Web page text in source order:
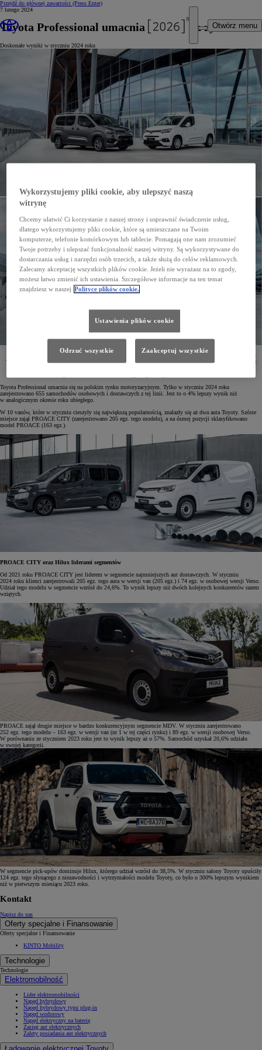
Przejdź do głównej zawartości (Press Enter)
Otwórz menu
7 lutego 2024
Toyota Professional umacnia pozycję na rynku
Doskonałe wyniki w styczniu 2024 roku
W pierwszym miesiącu 2024 roku zarejestrowano 655 osobowych i dostawczych samochodów z linii
Toyota Professional. To wzrost o 4% rok do roku. W 10 najpopularniejszych vanów znalazły się aż
Toyota Professional umacnia się na polskim rynku motoryzacyjnym. Tylko w styczniu 2024 roku
zarejestrowano 655 samochodów osobowych i dostawczych z tej linii. Jest to o 4% lepszy wynik niż
w analogicznym okresie roku ubiegłego.
W 10 vanów, które w styczniu cieszyły się największą popularnością, znalazły się aż dwa auta Toyoty. Szóste
miejsce zajął PROACE CITY (zarejestrowano 205 egz. tego modelu), a na ósmej pozycji sklasyfikowano
model PROACE (163 egz.).
PROACE CITY oraz Hilux liderami segmentów
Od 2021 roku PROACE CITY jest liderem w segmencie najmniejszych aut dostawczych. W styczniu
2024 roku klienci zarejestrowali 205 egz. tego auta w wersji van (205 egz.) i 74 egz. w osobowej wersji Verso.
Udział tego modelu w segmencie wzrósł do 24,6%. To wynik lepszy niż dwóch kolejnych konkurentów razem
wziętych.
PROACE zajął drugie miejsce w bardzo konkurencyjnym segmencie MDV. W styczniu zarejestrowano
252 egz. tego modelu – 163 egz. w wersji van (nr 1 w tej części rynku) i 89 egz. w wersji osobowej Verso.
W porównaniu ze styczniem 2023 roku jest to wynik lepszy aż o 57%. Samochód uzyskał 20,6% udziału
w swojej kategorii.
W segmencie pick-upów dominuje Hilux, którego udział wzrósł do 38,5%. W styczniu salony Toyoty opuściły
124 egz. tego słynącego z niezawodności i wytrzymałości modelu Toyoty, co było o 300% lepszym wynikiem
niż w pierwszym miesiącu 2023 roku.
Kontakt
Napisz do nas
Oferty specjalne i Finansowanie
Oferty specjalne i Finansowanie
KINTO Mobility
Technologie
Technologie
Elektromobilność
Lider elektromobilności
Napęd hybrydowy
Napęd hybrydowy typu plug-in
Napęd wodorowy
Napęd elektryczny na baterię
Zasięg aut elektrycznych
Zalety posiadania aut elektrycznych
Wykorzystujemy pliki cookie, aby ulepszyć naszą
witrynę
Chcemy ułatwić Ci korzystanie z naszej strony i usprawnić świadczenie usług,
dlatego wykorzystujemy pliki cookie, które są umieszczane na Twoim
komputerze, telefonie komórkowym lub tablecie. Pomagają one nam zrozumieć
Twoje potrzeby i ulepszać funkcjonalność naszej witryny. Są wykorzystywane do
dostarczania usług i narzędzi osób trzecich, a także służą do celów reklamowych.
Zalecamy akceptację wszystkich plików cookie. Jeżeli nie wyrażasz na to zgody,
możesz łatwo zmienić ich ustawienia. Szczegółowe informacje na ten temat
znajdziesz w naszej Polityce plików cookie.
Ustawienia plików cookie
Odrzuć wszystkie Zaakceptuj wszystkie